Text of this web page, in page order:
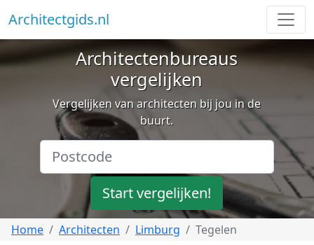
Architectgids.nl
Architectenbureaus
vergelijken
Vergelijken van architecten bij jou in de
buurt.
Start vergelijken!
Home Architecten Limburg Tegelen